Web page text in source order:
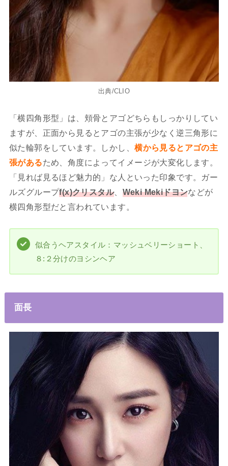
出典/CLIO
「横四角形型」は、頬骨とアゴどちらもしっかりしてい
ますが、正面から見るとアゴの主張が少なく逆三角形に
似た輪郭をしています。しかし、横から見るとアゴの主
張があるため、角度によってイメージが大変化します。
「見れば見るほど魅力的」な人といった印象です。ガー
ルズグループf(x)クリスタル、 Weki Mekiドヨンなどが
横四角形型だと言われています。
似合うヘアスタイル：マッシュベリーショート、
８:２分けのヨシンヘア
面長